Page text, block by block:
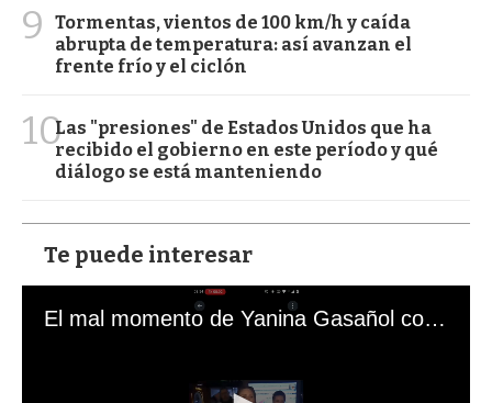
9
Tormentas, vientos de 100 km/h y caída
abrupta de temperatura: así avanzan el
frente frío y el ciclón
10Las "presiones" de Estados Unidos que ha
recibido el gobierno en este período y qué
diálogo se está manteniendo
Te puede interesar
El mal momento de Yanina Gasañol con un hincha argentino en "Subrayado"